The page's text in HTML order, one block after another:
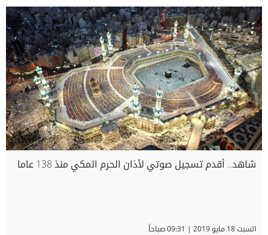
شاهد.. أقدم تسجيل صوتي لأذان الحرم المكي منذ 138 عاما
السبت 18 مايو 2019 | 09:31 صباحاً